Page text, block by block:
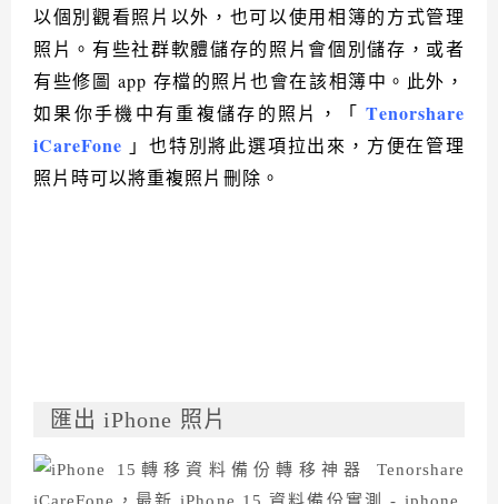
以個別觀看照片以外，也可以使用相簿的方式管理
照片。有些社群軟體儲存的照片會個別儲存，或者
有些修圖 app 存檔的照片也會在該相簿中。此外，
如果你手機中有重複儲存的照片，「Tenorshare
iCareFone 」也特別將此選項拉出來，方便在管理
照片時可以將重複照片刪除。
匯出 iPhone 照片